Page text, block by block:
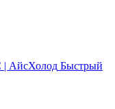
Быстрый